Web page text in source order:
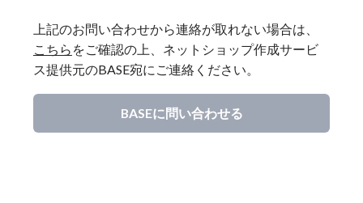
上記のお問い合わせから連絡が取れない場合は、
こちら をご確認の上、ネットショップ作成サービ
ス提供元のBASE宛にご連絡ください。
BASEに問い合わせる